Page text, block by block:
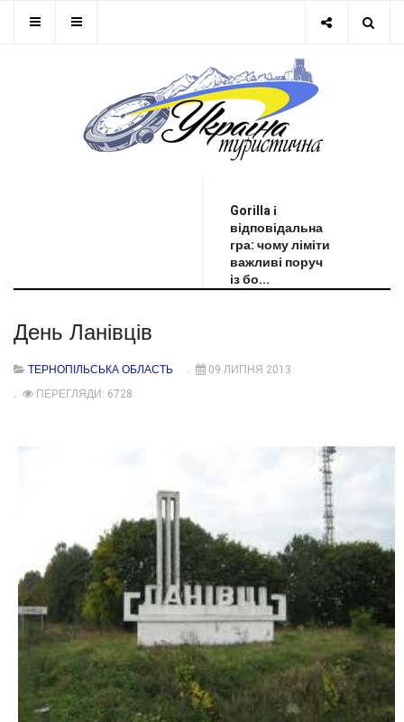
Gorilla і
відповідальна
гра: чому ліміти
важливі поруч
із бо...
День Ланівців
ТЕРНОПІЛЬСЬКА ОБЛАСТЬ
09 ЛИПНЯ 2013
ПЕРЕГЛЯДИ: 6728